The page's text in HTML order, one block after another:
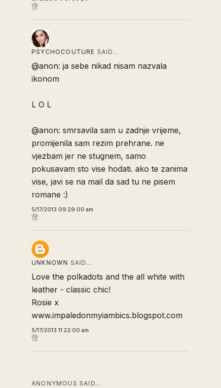
PSYCHOCOUTURE SAID…
@anon: ja sebe nikad nisam nazvala
ikonom
L O L
@anon: smrsavila sam u zadnje vrijeme,
promijenila sam rezim prehrane. ne
vjezbam jer ne stugnem, samo
pokusavam sto vise hodati. ako te zanima
vise, javi se na mail da sad tu ne pisem
romane :)
5/17/2013 09:29:00 am
UNKNOWN SAID…
Love the polkadots and the all white with
leather - classic chic!
Rosie x
www.impaledonmyiambics.blogspot.com
5/17/2013 11:22:00 am
ANONYMOUS SAID…